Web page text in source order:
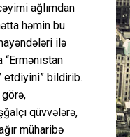
ağlımdan
həmin bu
ilə
“Ermənistan
etdiyini” bildirib.
qüvvələrə,
müharibə